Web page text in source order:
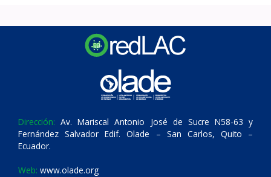
Dirección: Av. Mariscal Antonio José de Sucre N58-63 y
Fernández Salvador Edif. Olade – San Carlos, Quito –
Ecuador.
Web: www.olade.org